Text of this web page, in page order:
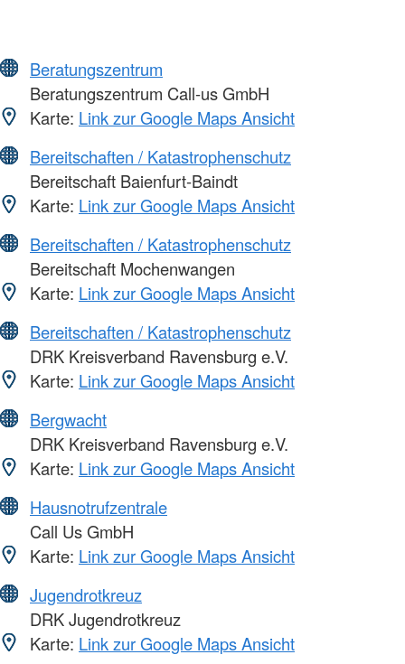
Beratungszentrum
Beratungszentrum Call-us GmbH
Karte: Link zur Google Maps Ansicht
Bereitschaften / Katastrophenschutz
Bereitschaft Baienfurt-Baindt
Karte: Link zur Google Maps Ansicht
Bereitschaften / Katastrophenschutz
Bereitschaft Mochenwangen
Karte: Link zur Google Maps Ansicht
Bereitschaften / Katastrophenschutz
DRK Kreisverband Ravensburg e.V.
Karte: Link zur Google Maps Ansicht
Bergwacht
DRK Kreisverband Ravensburg e.V.
Karte: Link zur Google Maps Ansicht
Hausnotrufzentrale
Call Us GmbH
Karte: Link zur Google Maps Ansicht
Jugendrotkreuz
DRK Jugendrotkreuz
Karte: Link zur Google Maps Ansicht